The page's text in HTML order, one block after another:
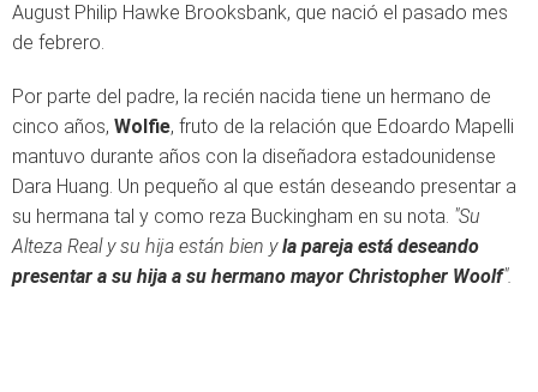
August Philip Hawke Brooksbank, que nació el pasado mes
de febrero.
Por parte del padre, la recién nacida tiene un hermano de
cinco años, Wolfie, fruto de la relación que Edoardo Mapelli
mantuvo durante años con la diseñadora estadounidense
Dara Huang. Un pequeño al que están deseando presentar a
su hermana tal y como reza Buckingham en su nota. "Su
Alteza Real y su hija están bien yla pareja está deseando
presentar a su hija a su hermano mayor Christopher Woolf".